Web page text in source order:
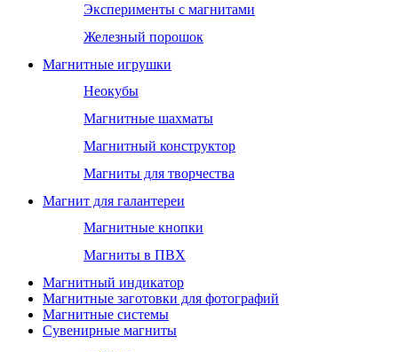
Эксперименты с магнитами
Железный порошок
Магнитные игрушки
Неокубы
Магнитные шахматы
Магнитный конструктор
Магниты для творчества
Магнит для галантереи
Магнитные кнопки
Магниты в ПВХ
Магнитный индикатор
Магнитные заготовки для фотографий
Магнитные системы
Сувенирные магниты